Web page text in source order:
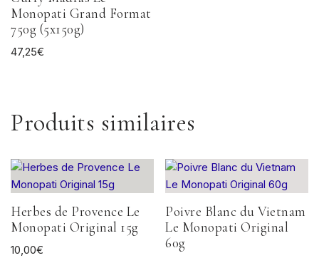
Monopati Grand Format
750g (5x150g)
47,25€
Produits similaires
Herbes de Provence Le
Monopati Original 15g
10,00€
Poivre Blanc du Vietnam
Le Monopati Original
60g